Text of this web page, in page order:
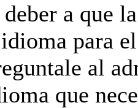
deber a que
para
al
que